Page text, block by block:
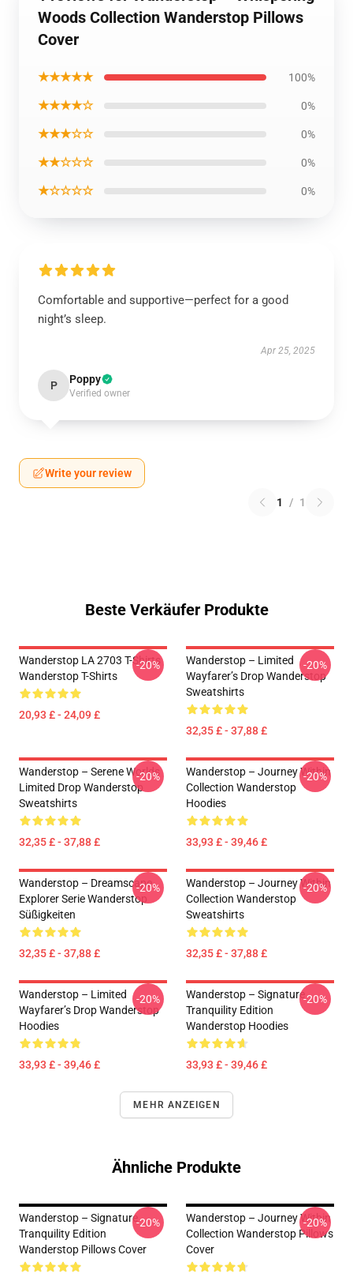
Woods Collection Wanderstop Pillows
Cover
★★★★★ 100%
★★★★☆ 0%
★★★☆☆ 0%
★★☆☆☆ 0%
★☆☆☆☆ 0%
Comfortable and supportive—perfect for a good
night’s sleep.
Apr 25, 2025
P Poppy
Verified owner
Write your review
1 / 1
Beste Verkäufer Produkte
Wanderstop LA 2703 T-Shirts
Wanderstop T-Shirts
20,93 £ - 24,09 £
-20%
Wanderstop – Limited
Wayfarer’s Drop Wanderstop
Sweatshirts
32,35 £ - 37,88 £
-20%
Wanderstop – Serene Worlds
Limited Drop Wanderstop
Sweatshirts
32,35 £ - 37,88 £
-20%
Wanderstop – Journey Within
Collection Wanderstop
Hoodies
33,93 £ - 39,46 £
-20%
Wanderstop – Dreamscape
Explorer Serie Wanderstop
Süßigkeiten
32,35 £ - 37,88 £
-20%
Wanderstop – Journey Within
Collection Wanderstop
Sweatshirts
32,35 £ - 37,88 £
-20%
Wanderstop – Limited
Wayfarer’s Drop Wanderstop
Hoodies
33,93 £ - 39,46 £
-20%
Wanderstop – Signature
Tranquility Edition
Wanderstop Hoodies
33,93 £ - 39,46 £
-20%
MEHR ANZEIGEN
Ähnliche Produkte
Wanderstop – Signature
Tranquility Edition
Wanderstop Pillows Cover
-20%
Wanderstop – Journey Within
Collection Wanderstop Pillows
Cover
-20%